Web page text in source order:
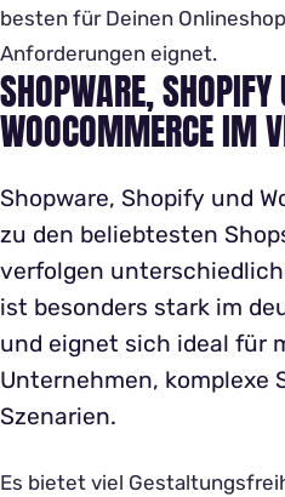
besten für Deinen
Anforderungen eignet.
SHOPWARE, SHOPIFY
WOOCOMMERCE IM
Shopware, Shopify und
zu den beliebtesten
verfolgen
ist besonders stark im
und eignet sich ideal für
Unternehmen, komplexe
Szenarien.
Es bietet viel